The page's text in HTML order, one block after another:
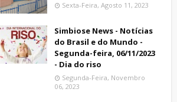
Sexta-Feira, Agosto 11, 2023
Simbiose News - Notícias
do Brasil e do Mundo -
Segunda-feira, 06/11/2023
- Dia do riso
Segunda-Feira, Novembro
06, 2023